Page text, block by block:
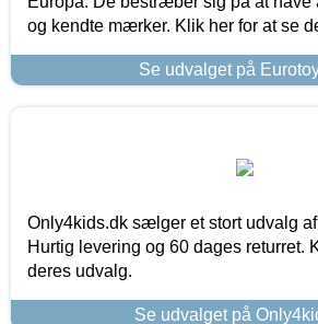
og kendte mærker. Klik her for at se
Se udvalget på
Only4kids.dk sælger et stort udvalg
Hurtig levering og 60 dages returret.
deres udvalg.
Se udvalget på